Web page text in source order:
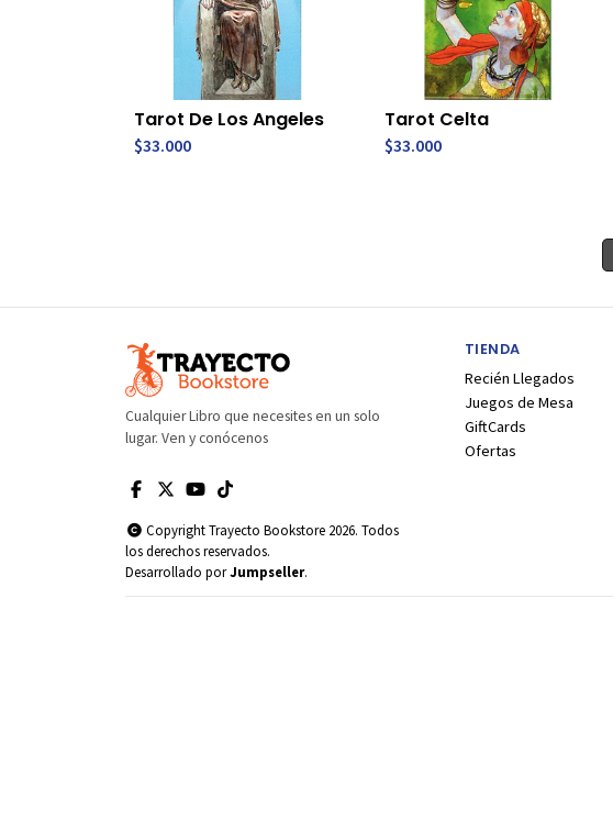
Tarot De Los Angeles
$33.000
Tarot Celta
$33.000
Cualquier Libro que necesites en un solo
lugar. Ven y conócenos
Copyright Trayecto Bookstore 2026. Todos
los derechos reservados.
Desarrollado porJumpseller.
TIENDA
Recién Llegados
Juegos de Mesa
GiftCards
Ofertas